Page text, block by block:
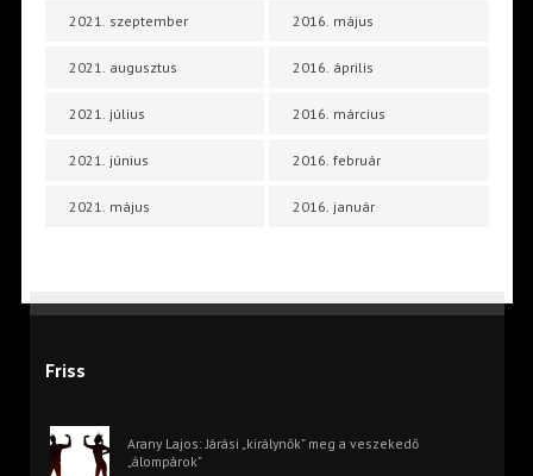
2021. szeptember
2021. augusztus
2021. július
2021. június
2021. május
2016. május
2016. április
2016. március
2016. február
2016. január
Friss
Arany Lajos: Járási „királynők” meg a veszekedő
„álompárok”